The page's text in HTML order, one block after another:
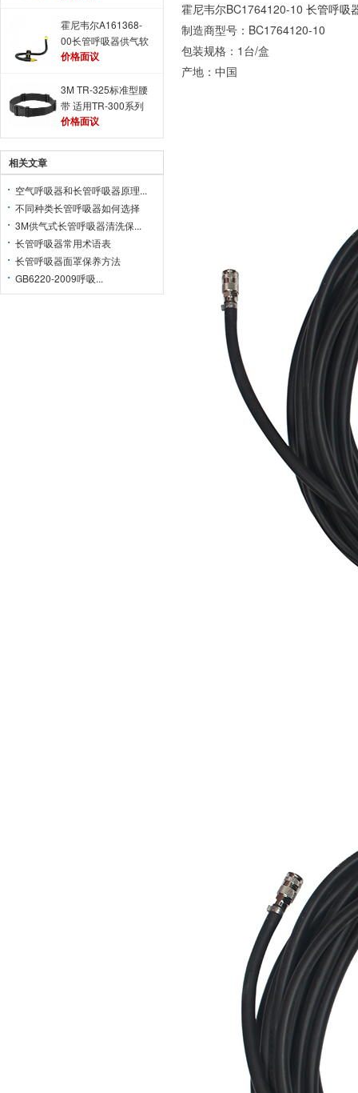
霍尼韦尔A161368-
00长管呼吸器供气软
管 中压气源系统配
价格面议
3M TR-325标准型腰
带 适用TR-300系列
电动送风
价格面议
相关文章
空气呼吸器和长管呼吸器原理...
不同种类长管呼吸器如何选择
3M供气式长管呼吸器清洗保...
长管呼吸器常用术语表
长管呼吸器面罩保养方法
GB6220-2009呼吸...
霍尼韦尔BC1764120-10 长管呼吸
制造商型号：BC1764120-10
包装规格：1台/盒
产地：中国